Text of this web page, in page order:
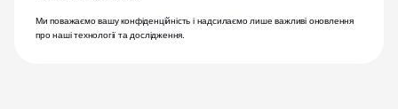
Ми поважаємо вашу конфіденційність і надсилаємо лише важливі оновлення
про наші технології та дослідження.